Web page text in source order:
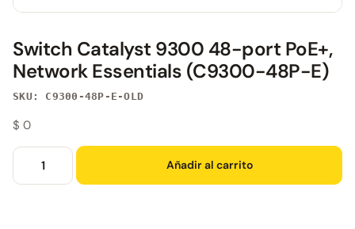
Switch Catalyst 9300 48-port PoE+,
Network Essentials (C9300-48P-E)
SKU: C9300-48P-E-OLD
$ 0
Añadir al carrito